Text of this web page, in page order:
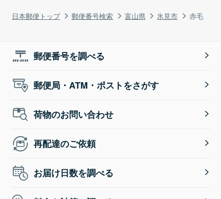
日本郵便トップ 郵便番号検索 富山県 氷見市 赤毛
郵便番号を調べる
郵便局・ATM・ポストをさがす
荷物のお問い合わせ
再配達のご依頼
お届け日数を調べる